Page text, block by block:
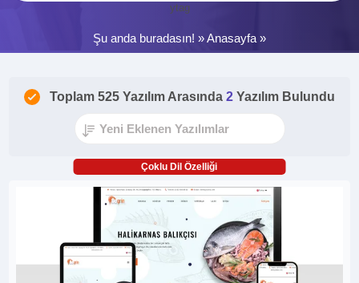
ytag
Şu anda buradasın! »Anasayfa »
Toplam 525 Yazılım Arasında 2 Yazılım Bulundu
Çoklu Dil Özelliği